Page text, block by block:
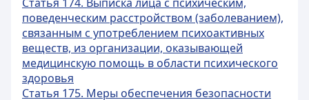
поведенческим расстройством (заболеванием),
связанным с употреблением психоактивных
веществ, из организации, оказывающей
медицинскую помощь в области психического
здоровья
Статья 175. Меры обеспечения безопасности